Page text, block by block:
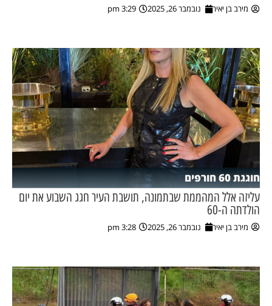
מירב בן יאיר נובמבר 26, 2025 3:29 pm
חוגגת 60 חורפים
עליזה אלל המהממת שבתמונה, תושבת העיר חגג השבוע את יום
הולדתה ה-60
מירב בן יאיר נובמבר 26, 2025 3:28 pm